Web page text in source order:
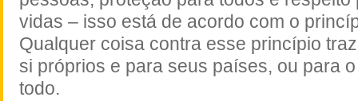
vidas – isso está de acordo com o
Qualquer coisa contra esse princípio
si próprios e para seus países, ou para
todo.